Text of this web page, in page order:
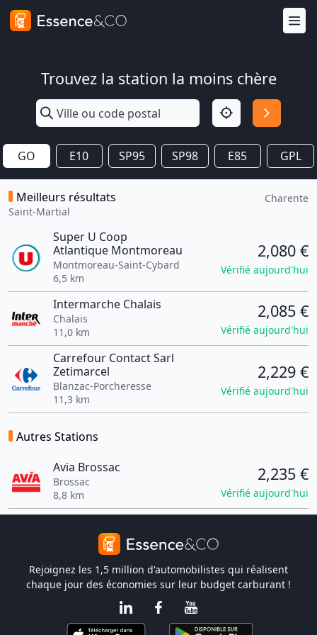
Trouvez la station la moins chère
GO E10 SP95 SP98 E85 GPL
Meilleurs résultats
Saint-Martial
Charente
Super U Coop
Atlantique Montmoreau
Montmoreau-Saint-Cybard
6,5 km
2,080 €
Vérifié aujourd'hui
Intermarche Chalais
Chalais
11,0 km
2,085 €
Vérifié aujourd'hui
Carrefour Contact Sarl
Zetimarcel
Blanzac-Porcheresse
11,3 km
2,229 €
Vérifié aujourd'hui
Autres Stations
Avia Brossac
Brossac
8,8 km
2,235 €
Vérifié aujourd'hui
Rejoignez les 1,5 million d'automobilistes qui réalisent
chaque jour des économies sur leur budget carburant !